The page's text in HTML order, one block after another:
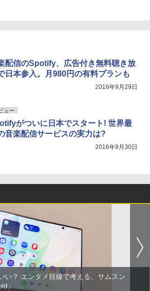
配信のSpotify、広告付き無料聴き放
日本参入。月980円の有料プランも
2016年9月29日
ュー
がついに日本でスタート! 世界最
音楽配信サービスの実力は?
2016年9月30日
い？ エンタメ目線で考える、サムスン
」